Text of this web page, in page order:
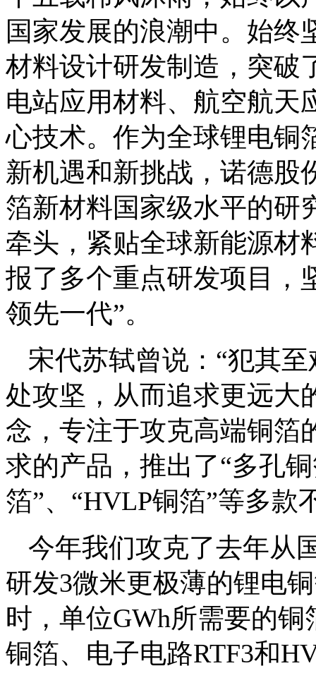
国家发展的浪潮中。始终
材料设计研发制造，突破
电站应用材料、航空航天
心技术。作为全球锂电铜
新机遇和新挑战，诺德股
箔新材料国家级水平的研
牵头，紧贴全球新能源材
报了多个重点研发项目，
领先一代”。
宋代苏轼曾说：“犯其
处攻坚，从而追求更远大
念，专注于攻克高端铜箔
求的产品，推出了“多孔
箔”、“HVLP铜箔”等多
今年我们攻克了去年从
研发3微米更极薄的锂电
时，单位GWh所需要的
铜箔、电子电路RTF3和